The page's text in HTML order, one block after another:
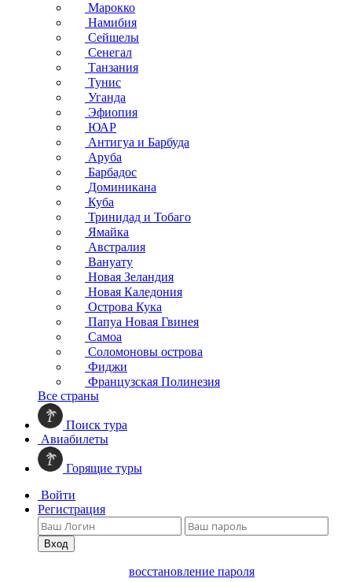
Марокко
Намибия
Сейшелы
Сенегал
Танзания
Тунис
Уганда
Эфиопия
ЮАР
Антигуа и Барбуда
Аруба
Барбадос
Доминикана
Куба
Тринидад и Тобаго
Ямайка
Австралия
Вануату
Новая Зеландия
Новая Каледония
Острова Кука
Папуа Новая Гвинея
Самоа
Соломоновы острова
Фиджи
Французская Полинезия
Все страны
Поиск тура
Авиабилеты
Горящие туры
Войти
Регистрация
Вход
восстановление пароля